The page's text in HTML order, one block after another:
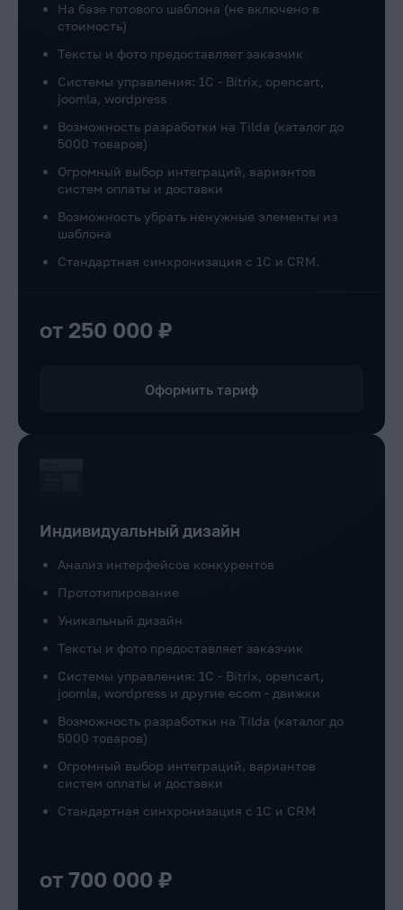
На базе готового шаблона (не включено в
стоимость)
Тексты и фото предоставляет заказчик
Системы управления: 1C - Bitrix, opencart,
joomla, wordpress
Возможность разработки на Tilda (каталог до
5000 товаров)
Огромный выбор интеграций, вариантов
систем оплаты и доставки
Возможность убрать ненужные элементы из
шаблона
Стандартная синхронизация с 1С и CRM.
от 250 000 ₽
Оформить тариф
Индивидуальный дизайн
Анализ интерфейсов конкурентов
Прототипирование
Уникальный дизайн
Тексты и фото предоставляет заказчик
Системы управления: 1C - Bitrix, opencart,
joomla, wordpress и другие ecom - движки
Возможность разработки на Tilda (каталог до
5000 товаров)
Огромный выбор интеграций, вариантов
систем оплаты и доставки
Стандартная синхронизация с 1С и CRM
от 700 000 ₽